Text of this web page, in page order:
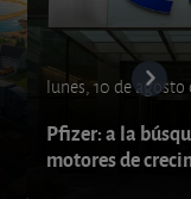
lunes, 10 de agosto
Pfizer: a la
motores de